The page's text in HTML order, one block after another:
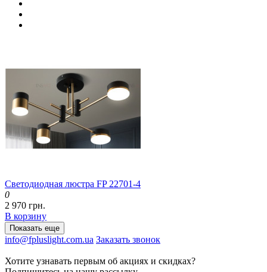
Светодиодная люстра FP 22701-4
0
2 970 грн.
В корзину
Показать еще
info@fpluslight.com.ua Заказать звонок
Хотите узнавать первым об акциях и скидках?